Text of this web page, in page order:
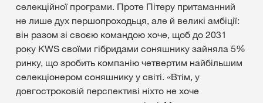
селекційної програми. Проте Пітеру притаманний
не лише дух першопроходьця, але й великі амбіції:
він разом зі своєю командою хоче, щоб до 2031
року KWS своїми гібридами соняшнику зайняла 5%
ринку, що зробить компанію четвертим найбільшим
селекціонером соняшнику у світі. «Втім, у
довгостроковій перспективі ніхто не хоче